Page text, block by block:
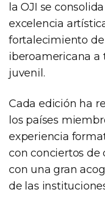
la OJI se
excelencia
fortalecimiento
iberoamericana a
juvenil.
Cada edición ha
los países
experiencia
con conciertos de
con una gran
de las